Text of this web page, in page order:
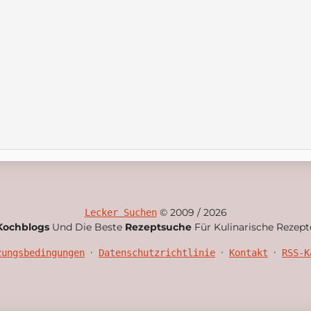
Lecker Suchen© 2009 / 2026
Und Die Beste Rezeptsuche Für Kulinarische
• Datenschutzrichtlinie • Kontakt • RSS-